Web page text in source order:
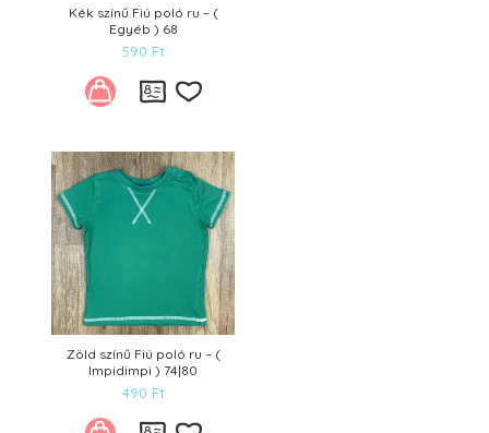
Kék színű Fiú poló ru – (
Egyéb ) 68
590 Ft
Kívánságlistára
Zöld színű Fiú poló ru – (
Impidimpi ) 74|80
490 Ft